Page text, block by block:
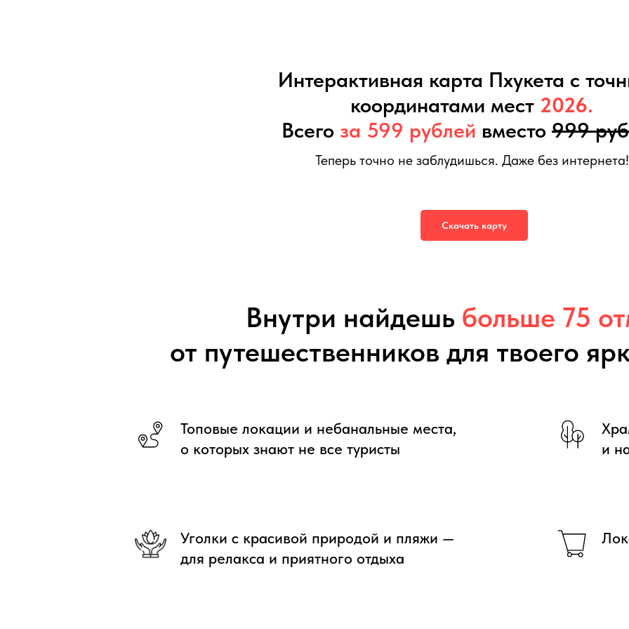
Интерактивная карта Пхукета с
координатами мест 2026.
Всего за 599 рублей вместо 999
Теперь точно не заблудишься. Даже без интернета!
Скачать карту
Внутри найдешь больше 75
от путешественников для твоего
Топовые локации и небанальные места,
о которых знают не все туристы
и
Уголки с красивой природой и пляжи —
для релакса и приятного отдыха